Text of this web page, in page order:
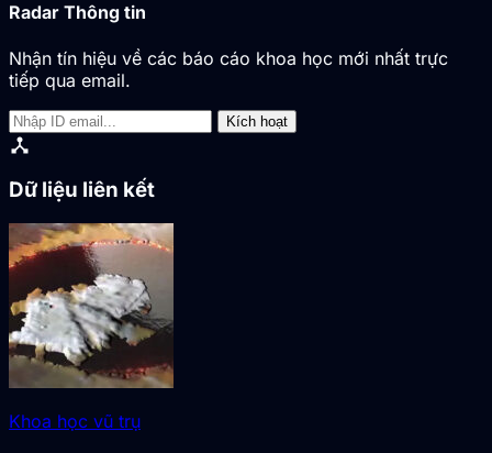
Radar Thông tin
Nhận tín hiệu về các báo cáo khoa học mới nhất trực
tiếp qua email.
Kích hoạt
device_hub
Dữ liệu liên kết
Khoa học vũ trụ